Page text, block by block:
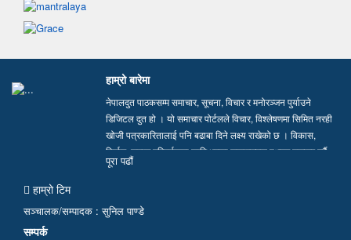
हाम्रो बारेमा
नेपालदुत पाठकसम्म समाचार, सूचना, विचार र मनोरञ्जन पुर्याउने
डिजिटल दुत हो । यो समाचार पोर्टलले विचार, विश्लेषणमा सिमित नरही
खोजी पत्रकारितालाई पनि बढाबा दिने लक्ष्य राखेको छ । विकास,
निर्माण, समाज परिवर्तनका लागि भएका सकारात्मक पक्षहरु उजागर गर्दै
सत्य, तथ्य र निष्पक्ष समाचार सम्प्रेषण गर्न हामी प्रतिवद्ध छौं…
पूरा पढाैं
हाम्रो टिम
सञ्चालक/सम्पादक : सुनिल पाण्डे
सम्पर्क